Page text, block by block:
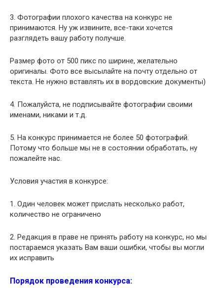
3. Фотографии плохого качества на конкурс не
принимаются. Ну уж извините, все-таки хочется
разглядеть вашу работу получше.
Размер фото от 500 пикс по ширине, желательно
оригиналы. Фото все высылайте на почту отдельно от
текста. Не нужно вставлять их в вордовские документы)
4. Пожалуйста, не подписывайте фотографии своими
именами, никами и т.д.
5. На конкурс принимается не более 50 фотографий.
Потому что больше мы не в состоянии обработать, ну
пожалейте нас.
Условия участия в конкурсе:
1. Один человек может прислать несколько работ,
количество не ограничено
2. Редакция в праве не принять работу на конкурс, но мы
постараемся указать Вам ваши ошибки, чтобы вы могли
их исправить
Порядок проведения конкурса: